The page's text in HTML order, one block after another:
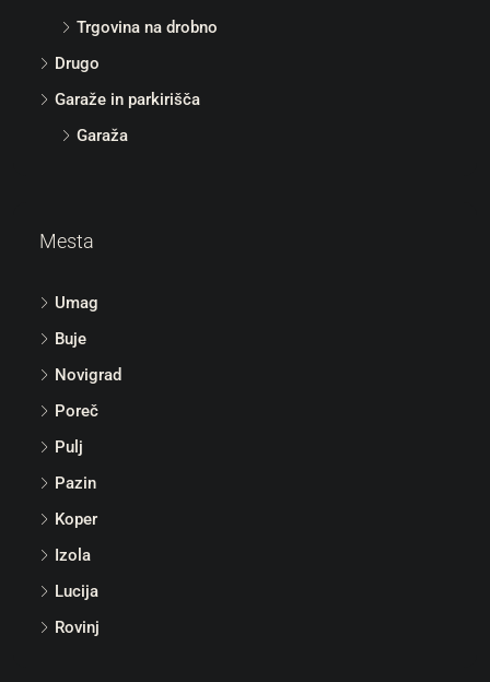
Trgovina na drobno
Drugo
Garaže in parkirišča
Garaža
Mesta
Umag
Buje
Novigrad
Poreč
Pulj
Pazin
Koper
Izola
Lucija
Rovinj